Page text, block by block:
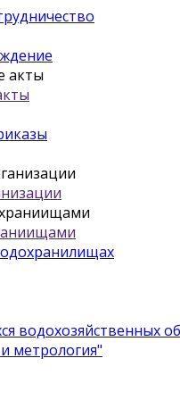
водохозяйственных
метрология"